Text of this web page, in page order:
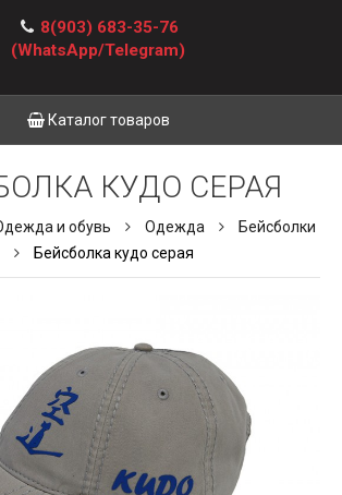
8(903) 683-35-76
(WhatsApp/Telegram)
Каталог товаров
КУДО СЕРАЯ
и обувь Одежда
Бейсболки
Бейсболка кудо серая